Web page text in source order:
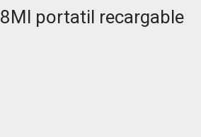
portatil recargable